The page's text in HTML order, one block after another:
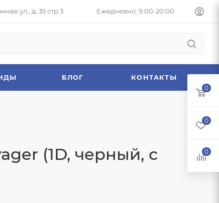
ул., д. 35 стр.3 Ежедневно: 9:00-20:00
БЛОГ КОНТАКТЫ
(1D, черный, с
0
0
0